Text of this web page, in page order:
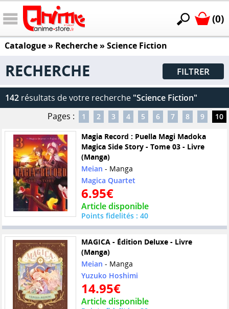
(0)
Catalogue» Recherche » Science Fiction
RECHERCHE FILTRER
142 résultats de votre recherche "Science Fiction"
Pages :
1 2 3 4 5 6 7 8 9 10
Magia Record : Puella Magi Madoka
Magica Side Story - Tome 03 - Livre
(Manga)
Meian - Manga
Magica Quartet
6.95€
Article disponible
Points fidelités : 40
MAGICA - Édition Deluxe - Livre
(Manga)
Meian - Manga
Yuzuko Hoshimi
14.95€
Article disponible